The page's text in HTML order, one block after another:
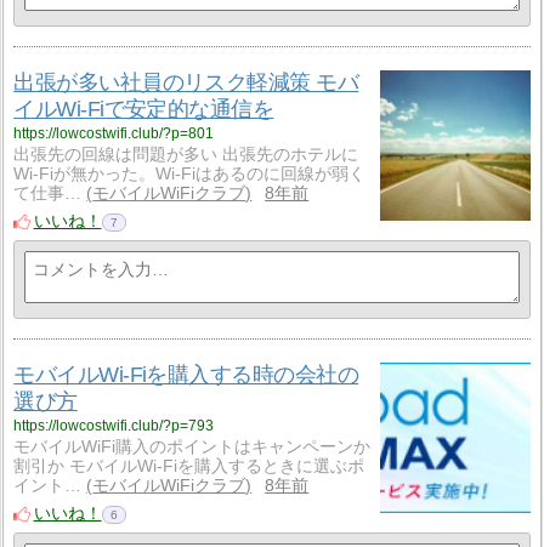
出張が多い社員のリスク軽減策 モバ
イルWi-Fiで安定的な通信を
https://lowcostwifi.club/?p=801
出張先の回線は問題が多い 出張先のホテルに
Wi-Fiが無かった。Wi-Fiはあるのに回線が弱く
て仕事…
モバイルWiFiクラブ
8年前
いいね！
7
モバイルWi-Fiを購入する時の会社の
選び方
https://lowcostwifi.club/?p=793
モバイルWiFi購入のポイントはキャンペーンか
割引か モバイルWi-Fiを購入するときに選ぶポ
イント…
モバイルWiFiクラブ
8年前
いいね！
6